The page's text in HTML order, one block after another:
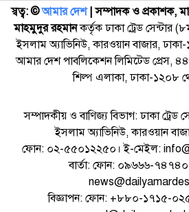
স্বত্ব: ©️আমার দেশ| সম্পাদক ও প্রকাশক,
মাহমুদুর রহমানকর্তৃক ঢাকা ট্রেড সেন্টার
ইসলাম অ্যাভিনিউ, কারওয়ান বাজার,
আমার দেশ পাবলিকেশন লিমিটেড প্রেস,
শিল্প এলাকা, ঢাকা-১২০৮
সম্পাদকীয় ও বাণিজ্য বিভাগ: ঢাকা
ইসলাম অ্যাভিনিউ, কারওয়ান
ফোন: ০২-৫৫০১২২৫০। ই-মেইল:
বার্তা: ফোন: ০৯৬৬৬-
বিজ্ঞাপন: ফোন: +৮৮০-১৭১৫-